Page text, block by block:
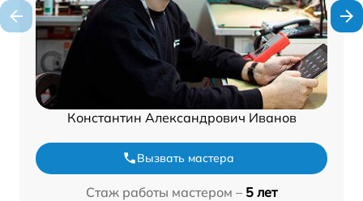
Константин Александрович Иванов
Вызвать мастера
Стаж работы мастером – 5 лет